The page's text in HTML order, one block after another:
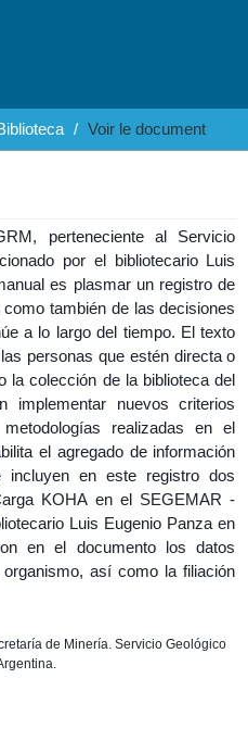
Voir le document
perteneciente al Servicio
por el bibliotecario Luis
es plasmar un registro de
también de las decisiones
a lo largo del tiempo. El texto
personas que estén directa o
la colección de la biblioteca del
implementar nuevos criterios
realizadas en el
el agregado de información
incluyen en este registro dos
KOHA en el SEGEMAR -
Luis Eugenio Panza en
en el documento los datos
así como la filiación
de Minería. Servicio Geológico